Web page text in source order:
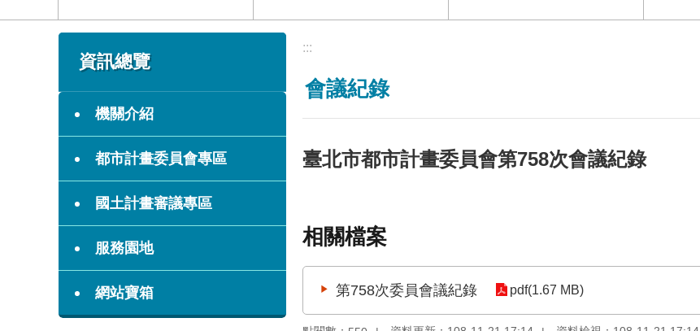
:::
資訊總覽
機關介紹
都市計畫委員會專區
國土計畫審議專區
服務園地
網站寶箱
:::
會議紀錄
臺北市都市計畫委員會第758次會議紀錄
相關檔案
第758次委員會議紀錄 pdf(1.67 MB)